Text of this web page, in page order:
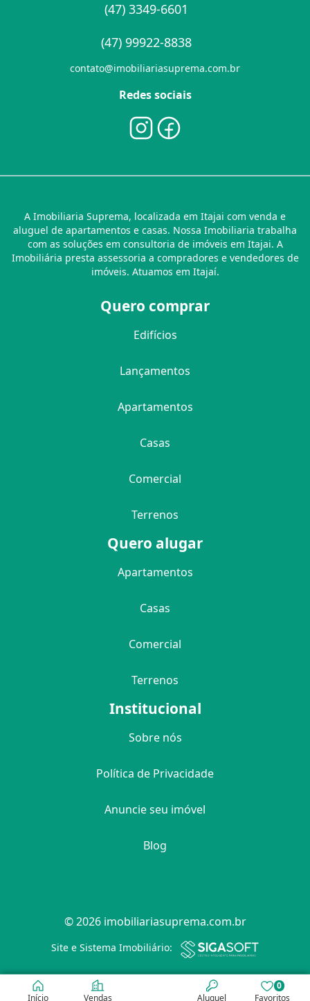
Filtro
(47) 3349-6601
(47) 99922-8838
contato@imobiliariasuprema.com.br
Redes sociais
A Imobiliaria Suprema, localizada em Itajai com venda e
aluguel de apartamentos e casas. Nossa Imobiliaria trabalha
com as soluções em consultoria de imóveis em Itajai. A
Imobiliária presta assessoria a compradores e vendedores de
imóveis. Atuamos em Itajaí.
Quero comprar
Edifícios
Lançamentos
Apartamentos
Casas
Comercial
Terrenos
Quero alugar
Apartamentos
Casas
Comercial
Terrenos
Institucional
Sobre nós
Política de Privacidade
Anuncie seu imóvel
Blog
© 2026 imobiliariasuprema.com.br
Site e Sistema Imobiliário:
Início Vendas Aluguel
0
Favoritos